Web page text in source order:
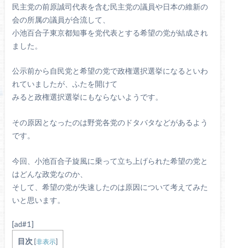
民主党の前原誠司代表を含む民主党の議員や日本の維新の
会の所属の議員が合流して、
小池百合子東京都知事を党代表とする希望の党が結成され
ました。
公示前から自民党と希望の党で政権選択選挙になるといわ
れていましたが、ふたを開けて
みると政権選択選挙にもならないようです。
その原因となったのは野党各党のドタバタなどがあるよう
です。
今回、小池百合子旋風に乗って立ち上げられた希望の党と
はどんな政党なのか、
そして、希望の党が失速したのは原因について考えてみた
いと思います。
[ad#1]
目次 [非表示]